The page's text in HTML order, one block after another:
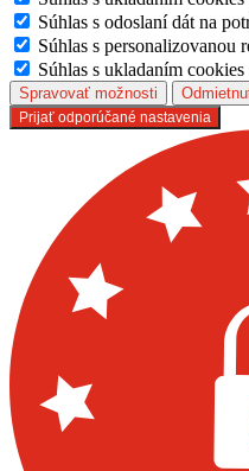
Súhlas s odoslaní dát na
Súhlas s personalizovanou
Súhlas s ukladaním
Spravovať možnosti
Prijať odporúčané nastavenia